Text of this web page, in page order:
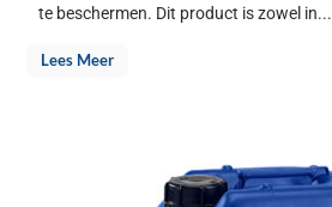
te beschermen. Dit product is zowel in...
Lees Meer